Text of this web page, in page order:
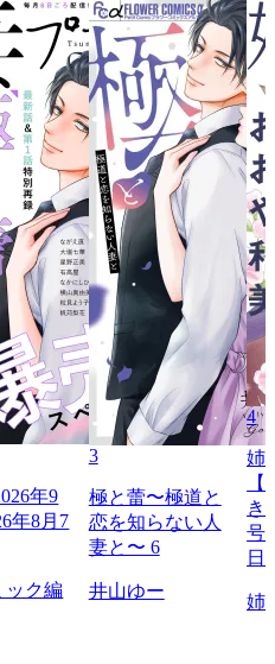
年9
年8月7
ック編
3
極と蕾〜極道と
恋を知らない人
妻と〜 6
井山ゆー
4
姉
き
号
日
姉